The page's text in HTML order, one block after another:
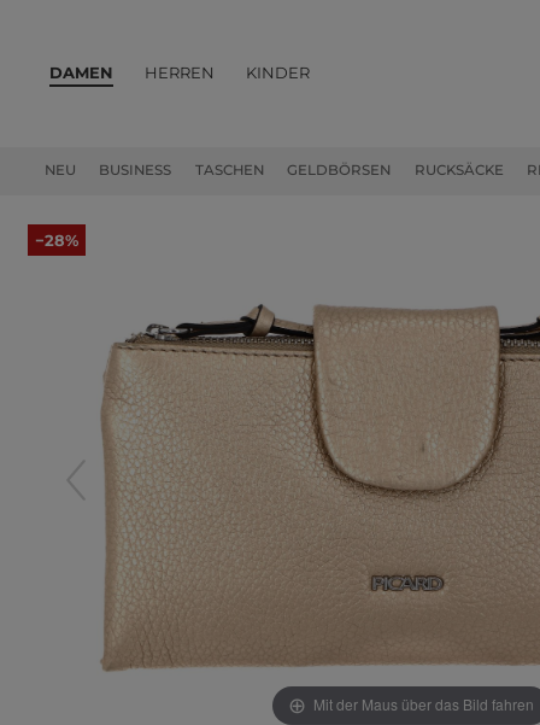
DAMEN
NEU BUSINESS TASCHEN GELDBÖRSEN RUCKSÄCKE
HERREN KINDER
−28%
Mit der Maus über das Bild fahren